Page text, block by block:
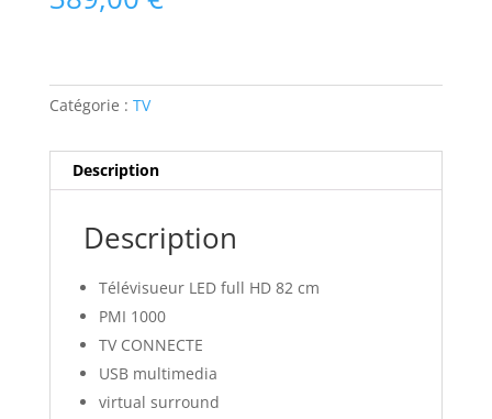
Catégorie : TV
Description
Description
Télévisueur LED full HD 82 cm
PMI 1000
TV CONNECTE
USB multimedia
virtual surround